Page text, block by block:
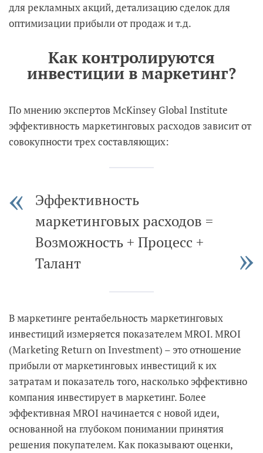
для рекламных акций, детализацию сделок для
оптимизации прибыли от продаж и т.д.
Как контролируются
инвестиции в маркетинг?
По мнению экспертов McKinsey Global Institute
эффективность маркетинговых расходов зависит от
совокупности трех составляющих:
Эффективность
маркетинговых расходов =
Возможность + Процесс +
Талант
В маркетинге рентабельность маркетинговых
инвестиций измеряется показателем MROI. MROI
(Marketing Return on Investment) – это отношение
прибыли от маркетинговых инвестиций к их
затратам и показатель того, насколько эффективно
компания инвестирует в маркетинг. Более
эффективная MROI начинается с новой идеи,
основанной на глубоком понимании принятия
решения покупателем. Как показывают оценки,